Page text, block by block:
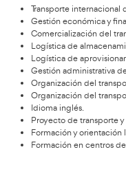
Formas de
Al ser unciclo
para poder llegar
acredita con un título
de acceso.
El bachillerato es el
de haber estudiado
BUP o COU.